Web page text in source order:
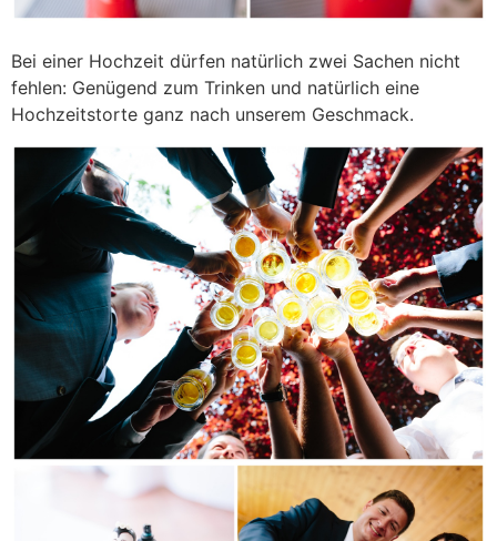
Bei einer Hochzeit dürfen natürlich zwei Sachen nicht
fehlen: Genügend zum Trinken und natürlich eine
Hochzeitstorte ganz nach unserem Geschmack.